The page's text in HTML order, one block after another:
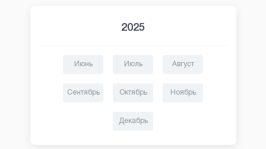
2025
Июнь Июль Август
Сентябрь Октябрь Ноябрь
Декабрь